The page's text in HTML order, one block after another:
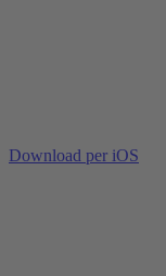
Download per iOS